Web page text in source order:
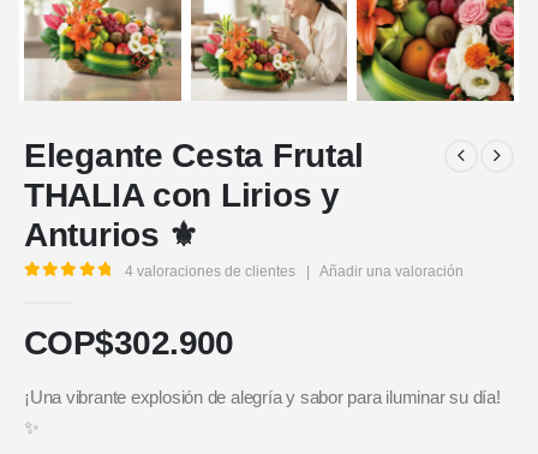
Elegante Cesta Frutal
THALIA con Lirios y
Anturios ⚜️
4 valoraciones de clientes Añadir una valoración
COP$302.900
¡Una vibrante explosión de alegría y sabor para iluminar su día!
✨